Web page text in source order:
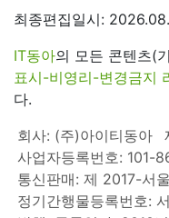
최종편집일시:
IT동아의 모든 콘텐츠(
표시-비영리-변경금지
다.
회사: (주)아이티동아
사업자등록번호: 101-
통신판매: 제 2017-서
정기간행물등록번호: